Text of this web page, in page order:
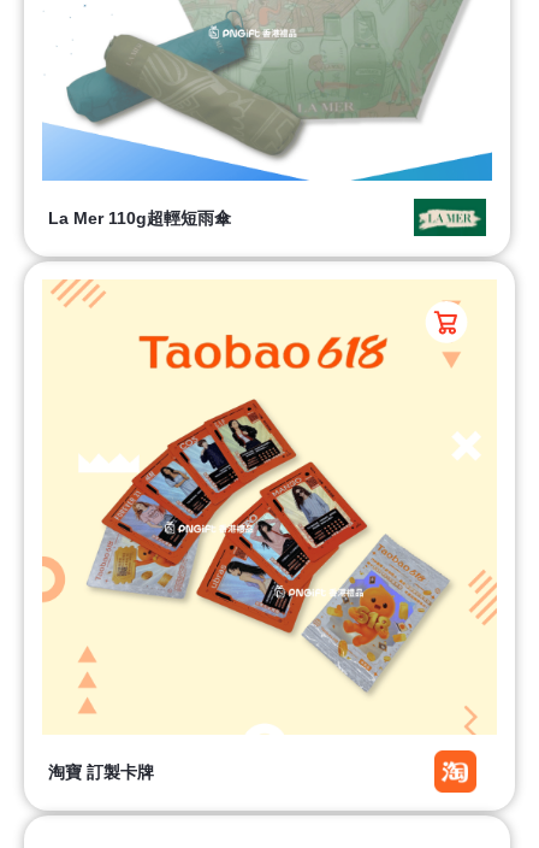
La Mer 110g超輕短雨傘
淘寶 訂製卡牌